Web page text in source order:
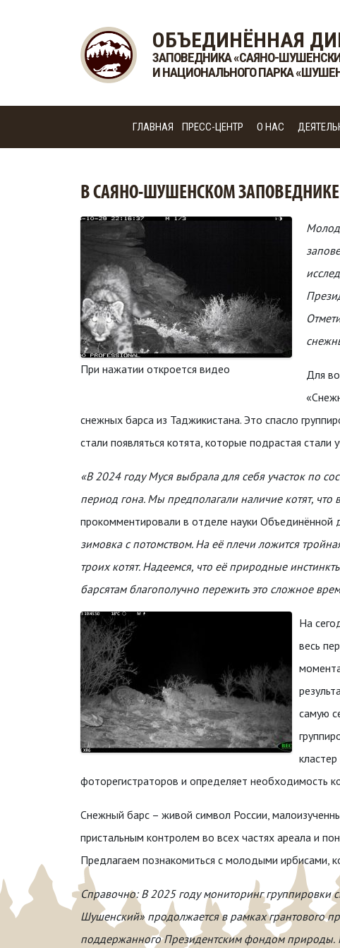
ОБЪЕДИНЁННАЯ
ЗАПОВЕДНИКА «САЯНО-
И НАЦИОНАЛЬНОГО ПАРКА
ГЛАВНАЯ ПРЕСС-ЦЕНТР О НАС
В САЯНО-ШУШЕНСКОМ
При нажатии откроется видео
Для
снежных барса из Таджикистана. Это спасло
стали появляться котята, которые подрастая стали
«В 2024 году Муся выбрала для себя участок по
период гона. Мы предполагали наличие котят,
прокомментировали в отделе науки Объединённой
зимовка с потомством. На её плечи ложится
троих котят. Надеемся, что её природные
барсятам благополучно пережить это сложное
На
весь
самую
фоторегистраторов и определяет необходимость
Снежный барс – живой символ России,
пристальным контролем во всех частях ареала и
Предлагаем познакомиться с молодыми ирбисами,
Справочно: В 2025 году мониторинг группировки
Шушенский» продолжается в рамках грантового
поддержанного Президентским фондом природы.